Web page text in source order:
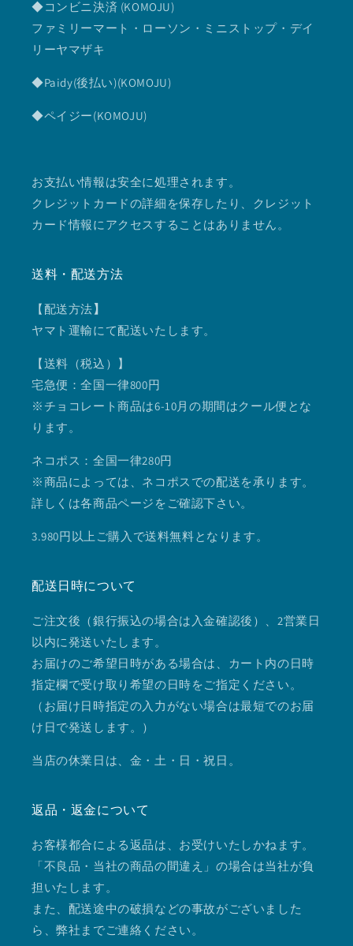
◆コンビニ決済 (KOMOJU)
ファミリーマート・ローソン・ミニストップ・デイ
リーヤマザキ
◆Paidy(後払い)(KOMOJU)
◆ペイジー(KOMOJU)
お支払い情報は安全に処理されます。
クレジットカードの詳細を保存したり、クレジット
カード情報にアクセスすることはありません。
送料・配送方法
【配送方法】
ヤマト運輸にて配送いたします。
【送料（税込）】
宅急便：全国一律800円
※チョコレート商品は6-10月の期間はクール便とな
ります。
ネコポス：全国一律280円
※商品によっては、ネコポスでの配送を承ります。
詳しくは各商品ページをご確認下さい。
3.980円以上ご購入で送料無料となります。
配送日時について
ご注文後（銀行振込の場合は入金確認後）、2営業日
以内に発送いたします。
お届けのご希望日時がある場合は、カート内の日時
指定欄で受け取り希望の日時をご指定ください。
（お届け日時指定の入力がない場合は最短でのお届
け日で発送します。）
当店の休業日は、金・土・日・祝日。
返品・返金について
お客様都合による返品は、お受けいたしかねます。
「不良品・当社の商品の間違え」の場合は当社が負
担いたします。
また、配送途中の破損などの事故がございました
ら、弊社までご連絡ください。